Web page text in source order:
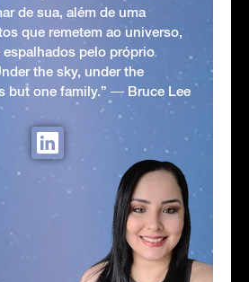
de sua, além de uma
que remetem ao universo,
pelo próprio
the sky, under the
but one family.” ― Bruce Lee